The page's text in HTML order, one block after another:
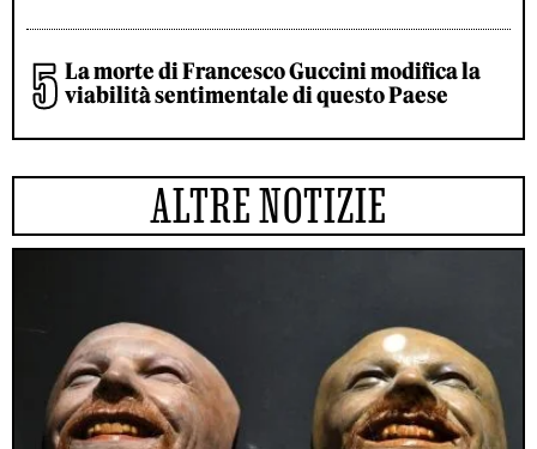
La morte di Francesco Guccini modifica la
viabilità sentimentale di questo Paese
ALTRE NOTIZIE